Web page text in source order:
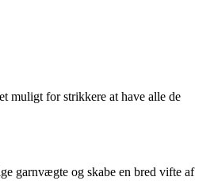
muligt for strikkere at have alle de
garnvægte og skabe en bred vifte af